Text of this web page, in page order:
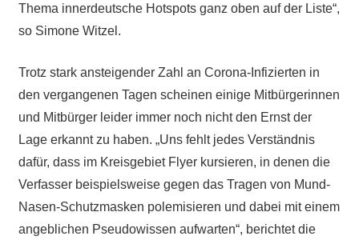
Thema innerdeutsche Hotspots ganz oben auf der Liste“,
so Simone Witzel.
Trotz stark ansteigender Zahl an Corona-Infizierten in
den vergangenen Tagen scheinen einige Mitbürgerinnen
und Mitbürger leider immer noch nicht den Ernst der
Lage erkannt zu haben. „Uns fehlt jedes Verständnis
dafür, dass im Kreisgebiet Flyer kursieren, in denen die
Verfasser beispielsweise gegen das Tragen von Mund-
Nasen-Schutzmasken polemisieren und dabei mit einem
angeblichen Pseudowissen aufwarten“, berichtet die